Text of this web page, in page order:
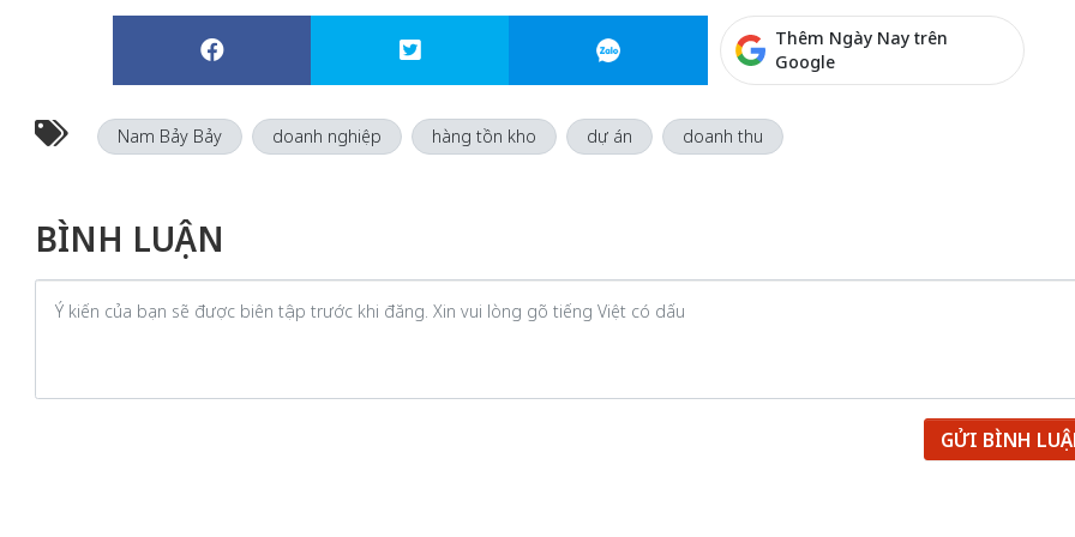
Thêm Ngày Nay trên
Google
Nam Bảy Bảy doanh nghiệp hàng tồn kho dự án doanh thu
BÌNH LUẬN
GỬI BÌNH